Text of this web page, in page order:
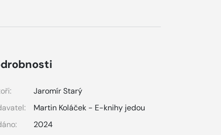
Jaromír Starý
Martin Koláček - E-knihy jedou
2024